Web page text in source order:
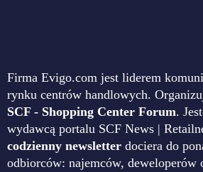
Firma Evigo.com jest liderem
rynku centrów handlowych.
SCF - Shopping Center Forum.
wydawcą portalu SCF News |
codzienny newsletter dociera do
odbiorców: najemców, deweloperów